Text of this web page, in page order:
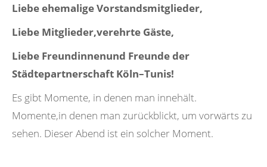
Liebe ehemalige Vorstandsmitglieder,
Liebe Mitglieder,verehrte Gäste,
Liebe Freundinnenund Freunde der
Städtepartnerschaft Köln–Tunis!
Es gibt Momente, in denen man innehält.
Momente,in denen man zurückblickt, um vorwärts zu
sehen. Dieser Abend ist ein solcher Moment.